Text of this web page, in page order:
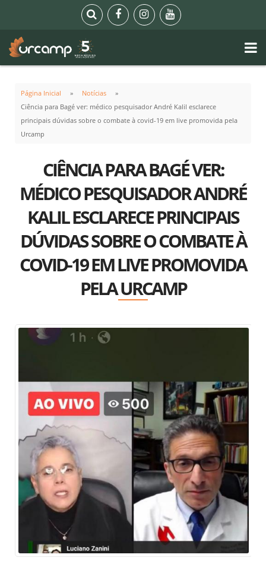
Página Inicial
Notícias
Ciência para Bagé ver: médico pesquisador André Kalil esclarece
principais dúvidas sobre o combate à covid-19 em live promovida pela
Urcamp
CIÊNCIA PARA BAGÉ VER:
MÉDICO PESQUISADOR ANDRÉ
KALIL ESCLARECE PRINCIPAIS
DÚVIDAS SOBRE O COMBATE À
COVID-19 EM LIVE PROMOVIDA
PELA URCAMP